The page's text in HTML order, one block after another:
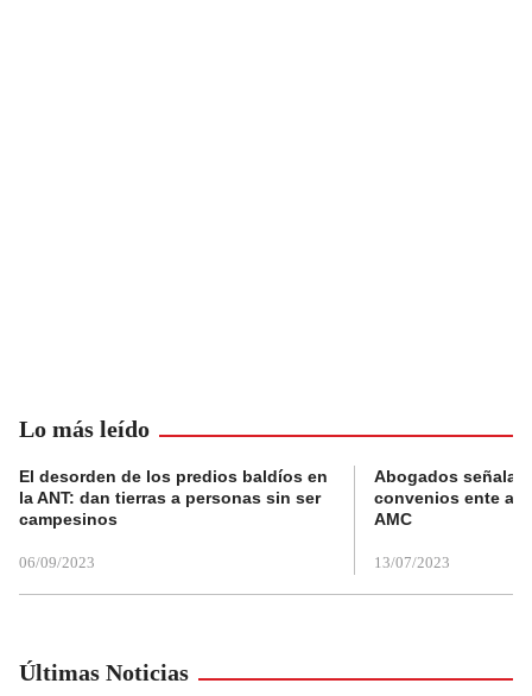
Lo más leído
El desorden de los predios baldíos en
la ANT: dan tierras a personas sin ser
campesinos
06/09/2023
Abogados
convenios ente
AMC
13/07/2023
Últimas Noticias